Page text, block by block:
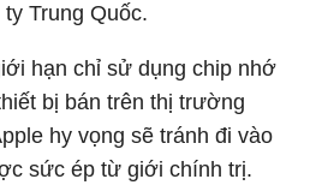
Trung Quốc.
hạn chỉ sử dụng chip nhớ
bị bán trên thị trường
hy vọng sẽ tránh đi vào
sức ép từ giới chính trị.